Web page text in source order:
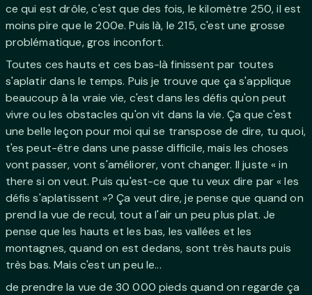
ce qui est drôle, c'est que des fois, le kilomètre 250, il est
moins pire que le 200e. Puis là, le 215, c'est une grosse
problématique, gros inconfort.
Toutes ces hauts et ces bas-là finissent par toutes
s'aplatir dans le temps. Puis je trouve que ça s'applique
beaucoup à la vraie vie, c'est dans les défis qu'on peut
vivre ou les obstacles qu'on vit dans la vie. Ça que c'est
une belle leçon pour moi qui se transpose de dire, tu quoi,
t'es peut-être dans une passe difficile, mais les choses
vont passer, vont s'améliorer, vont changer. Il juste « in
there si on veut. Puis qu'est-ce que tu veux dire par « les
défis s'aplatissent »? Ça veut dire, je pense que quand on
prend la vue de recul, tout a l'air un peu plus plat. Je
pense que les hauts et les bas, les vallées et les
montagnes, quand on est dedans, sont très hauts puis
très bas. Mais c'est un peu le...
de prendre la vue de 30 000 pieds quand on regarde ça